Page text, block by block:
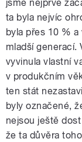
jsme nejprve
ta byla nejvíc
byla přes 10 %
mladší generací.
vyvinula vlastní
v produkčním
ten stát
byly označené,
nejsou ještě
že ta důvěra